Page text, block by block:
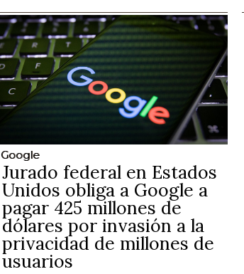
Google
Jurado federal en Estados
Unidos obliga a Google a
pagar 425 millones de
dólares por invasión a la
privacidad de millones de
usuarios